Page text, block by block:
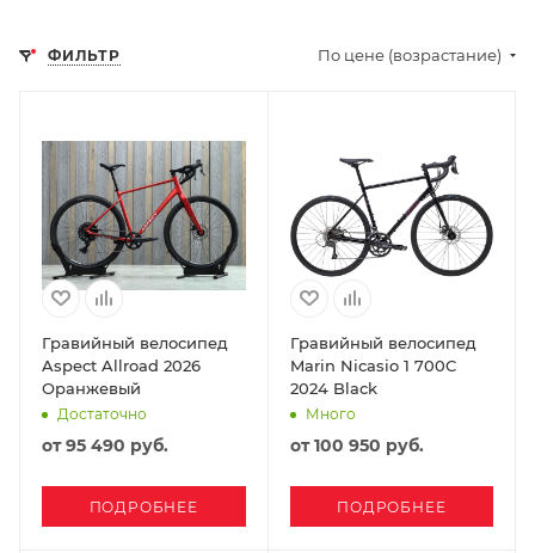
ФИЛЬТР По цене (возрастание)
Гравийный велосипед
Aspect Allroad 2026
Оранжевый
Достаточно
от95 490 руб.
ПОДРОБНЕЕ
Гравийный велосипед
Marin Nicasio 1 700C
2024 Black
Много
от100 950 руб.
ПОДРОБНЕЕ